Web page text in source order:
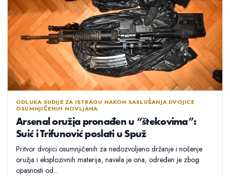
ODLUKA SUDIJE ZA ISTRAGU NAKON SASLUŠANJA DVOJICE
OSUMNJIČENIH NOVLJANA
Arsenal oružja pronađen u “štekovima”:
Suić i Trifunović poslati u Spuž
Pritvor dvojici osumnjičenih za nedozvoljeno držanje i nošenje
oružja i eksplozivnih materija, navela je ona, određen je zbog
opasnosti od...